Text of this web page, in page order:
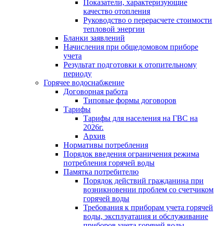
Показатели, характеризующие
качество отопления
Руководство о перерасчете стоимости
тепловой энергии
Бланки заявлений
Начисления при общедомовом приборе
учета
Результат подготовки к отопительному
периоду
Горячее водоснабжение
Договорная работа
Типовые формы договоров
Тарифы
Тарифы для населения на ГВС на
2026г.
Архив
Нормативы потребления
Порядок введения ограничения режима
потребления горячей воды
Памятка потребителю
Порядок действий гражданина при
возникновении проблем со счетчиком
горячей воды
Требования к приборам учета горячей
воды, эксплуатация и обслуживание